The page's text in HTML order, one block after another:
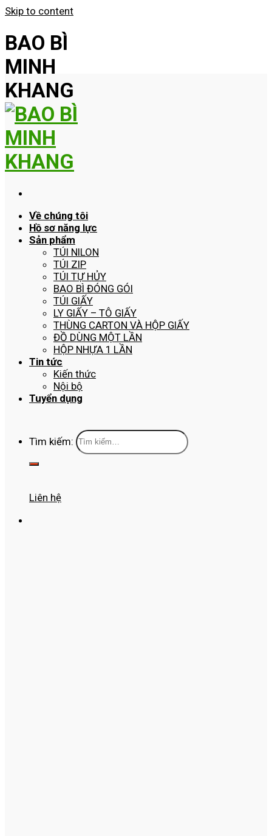
Skip to content
BAO BÌ
MINH
KHANG
Về chúng tôi
Hồ sơ năng lực
Sản phẩm
TÚI NILON
TÚI ZIP
TÚI TỰ HỦY
BAO BÌ ĐÓNG GÓI
TÚI GIẤY
LY GIẤY – TÔ GIẤY
THÙNG CARTON VÀ HỘP GIẤY
ĐỒ DÙNG MỘT LẦN
HỘP NHỰA 1 LẦN
Tin tức
Kiến thức
Nội bộ
Tuyển dụng
Tìm kiếm:
Liên hệ